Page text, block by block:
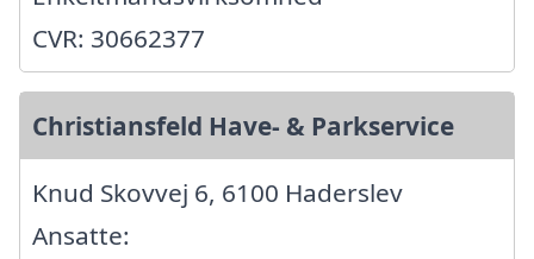
CVR: 30662377
Christiansfeld Have- & Parkservice
Knud Skovvej 6, 6100 Haderslev
Ansatte: